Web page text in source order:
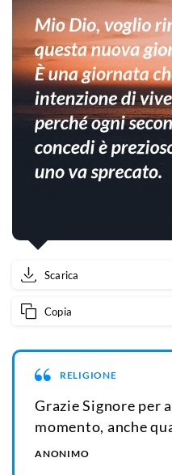
Scarica
Copia
RELIGIONE
Grazie Signore per
momento, anche
ANONIMO